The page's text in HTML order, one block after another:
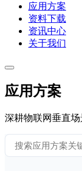
应用方案
资料下载
资讯中心
关于我们
应用方案
深耕物联网垂直